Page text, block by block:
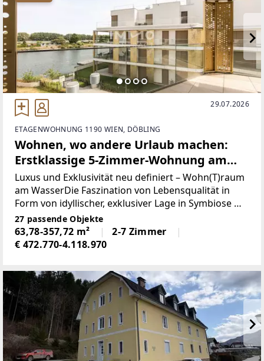
29.07.2026
ETAGENWOHNUNG 1190 WIEN, DÖBLING
Wohnen, wo andere Urlaub machen:
Erstklassige 5-Zimmer-Wohnung am
Wasser mit 70m2 Balkon
Luxus und Exklusivität neu definiert – Wohn(T)raum
am WasserDie Faszination von Lebensqualität in
Form von idyllischer, exklusiver Lage in Symbiose mit
Wohntraum, der den höchsten Ansprüchen genügt,
wird hier perfekt zur Vollendung gebracht.
Willkommen
27 passende Objekte
63,78-357,72 m²
2-7 Zimmer
€ 472.770-4.118.970